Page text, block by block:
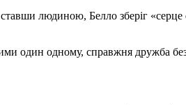
ставши людиною, Белло зберіг
один одному, справжня дружба